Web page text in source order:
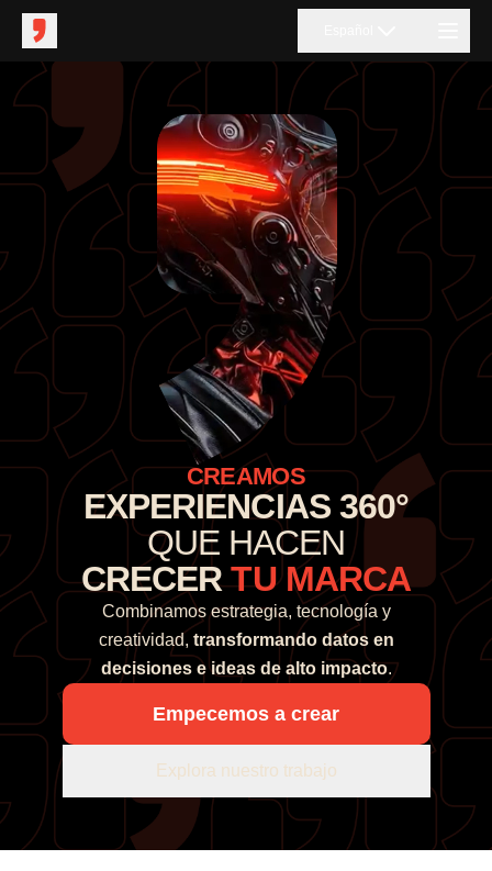
CREAMOS
EXPERIENCIAS 360°
QUE HACEN
CRECER TU MARCA
Combinamos estrategia, tecnología y
creatividad, transformando datos en
decisiones e ideas de alto impacto.
Empecemos a crear
Explora nuestro trabajo